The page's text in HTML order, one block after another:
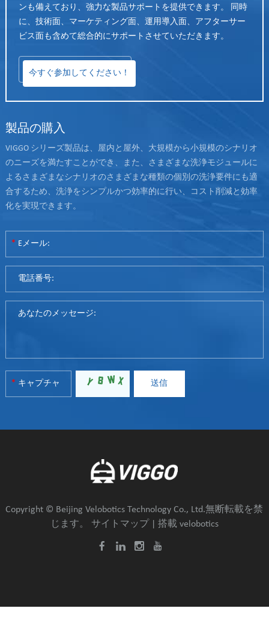
ンも備えており、強力な製品サポートを提供できます。 同時
に、技術面、マーケティング面、運用導入面、アフターサー
ビス面も含めて総合的にサポートさせていただきます。
今すぐ参加してください！
製品の購入
VIGGO シリーズ製品は、屋内と屋外、大規模から小規模のシナリオ
のニーズを満たすことができ、また、さまざまな洗浄モジュールに
よるさまざまなシナリオのさまざまな種類の個別の洗浄要件にも適
合するため、洗浄をシンプルかつ効率的に行い、コスト削減と効率
化を実現できます。
Copyright © Beijing Velobotics Technology Co., Ltd.無断転載を禁
じます。 サイトマップ | 搭載 velobotics